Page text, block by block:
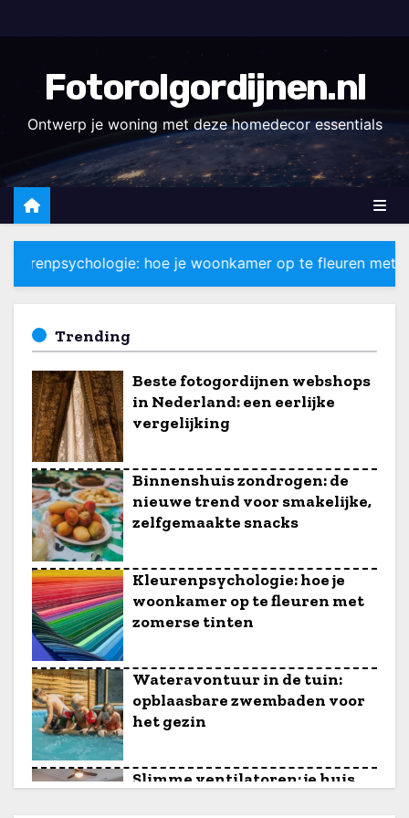
Fotorolgordijnen.nl
Ontwerp je woning met deze homedecor essentials
je woonkamer op te fleuren met zomerse tinten
Trending
Beste fotogordijnen webshops
in Nederland: een eerlijke
vergelijking
Binnenshuis zondrogen: de
nieuwe trend voor smakelijke,
zelfgemaakte snacks
Kleurenpsychologie: hoe je
woonkamer op te fleuren met
zomerse tinten
Wateravontuur in de tuin:
opblaasbare zwembaden voor
het gezin
Slimme ventilatoren: je huis